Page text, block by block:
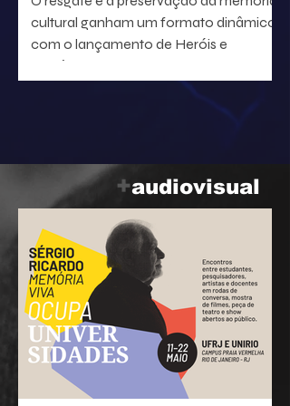
cultural ganham um formato dinâmico
com o lançamento de Heróis e
heroínas da MPB. O projeto, idealizado
pelo radialista e produtor Geraldo Leite
— integrante do grupo Rumo, nome
Baptistão, propõe uma navegação
interativa pela história da música
popular brasileira.
+audiovisual